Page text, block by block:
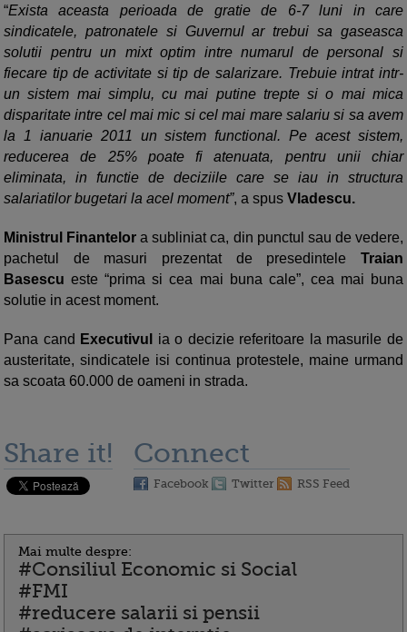
“Exista aceasta perioada de gratie de 6-7 luni in care
sindicatele, patronatele si Guvernul ar trebui sa gaseasca
solutii pentru un mixt optim intre numarul de personal si
fiecare tip de activitate si tip de salarizare. Trebuie intrat intr-
un sistem mai simplu, cu mai putine trepte si o mai mica
disparitate intre cel mai mic si cel mai mare salariu si sa avem
la 1 ianuarie 2011 un sistem functional. Pe acest sistem,
reducerea de 25% poate fi atenuata, pentru unii chiar
eliminata, in functie de deciziile care se iau in structura
salariatilor bugetari la acel moment”, a spus Vladescu.
Ministrul Finantelor a subliniat ca, din punctul sau de vedere,
pachetul de masuri prezentat de presedintele Traian
Basescueste “prima si cea mai buna cale”, cea mai buna
solutie in acest moment.
Pana cand Executivul
ia o decizie referitoare la masurile de
austeritate, sindicatele isi continua protestele, maine urmand
sa scoata 60.000 de oameni in strada.
Share it! Connect
Facebook Twitter RSS Feed
Mai multe despre:
#Consiliul Economic si Social
#FMI
#reducere salarii si pensii